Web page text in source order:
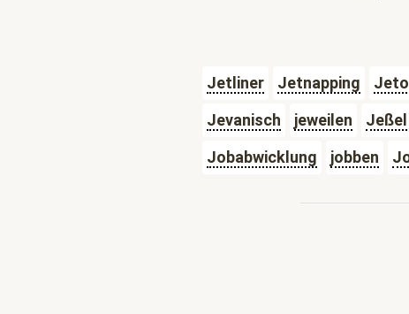
Jetliner Jetnapping
Jevanisch
jeweilen Jeßel
Jobabwicklung
jobben